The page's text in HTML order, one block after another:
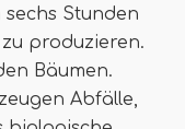
Stunden
produzieren.
Bäumen.
Abfälle,